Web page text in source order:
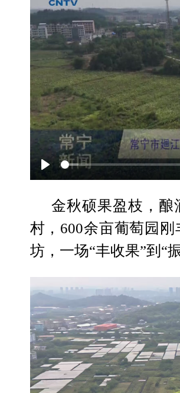
Play
金秋硕果盈枝，酿
村，600余亩葡萄园
坊，一场“丰收果”到“